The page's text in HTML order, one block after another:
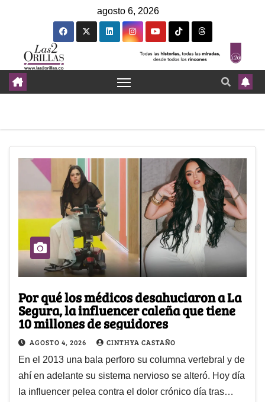
agosto 6, 2026
Por qué los médicos desahuciaron a La
Segura, la influencer caleña que tiene
10 millones de seguidores
AGOSTO 4, 2026 CINTHYA CASTAÑO
En el 2013 una bala perforo su columna vertebral y de
ahí en adelante su sistema nervioso se alteró. Hoy día
la influencer pelea contra el dolor crónico día tras…